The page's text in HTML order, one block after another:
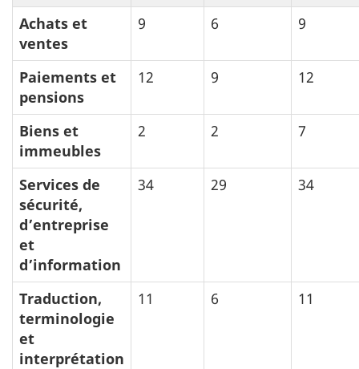
Achats et
ventes
9 6 9
Paiements et
pensions
12 9 12
Biens et
immeubles
2 2 7
Services de
sécurité,
d’entreprise
et
d’information
34 29 34
Traduction,
terminologie
et
interprétation
11 6 11